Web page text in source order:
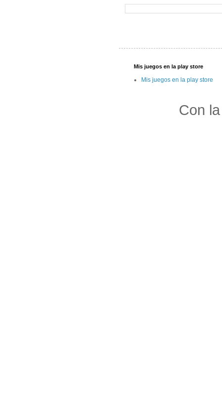
Mis juegos en la play store
Mis juegos en la play store
Con